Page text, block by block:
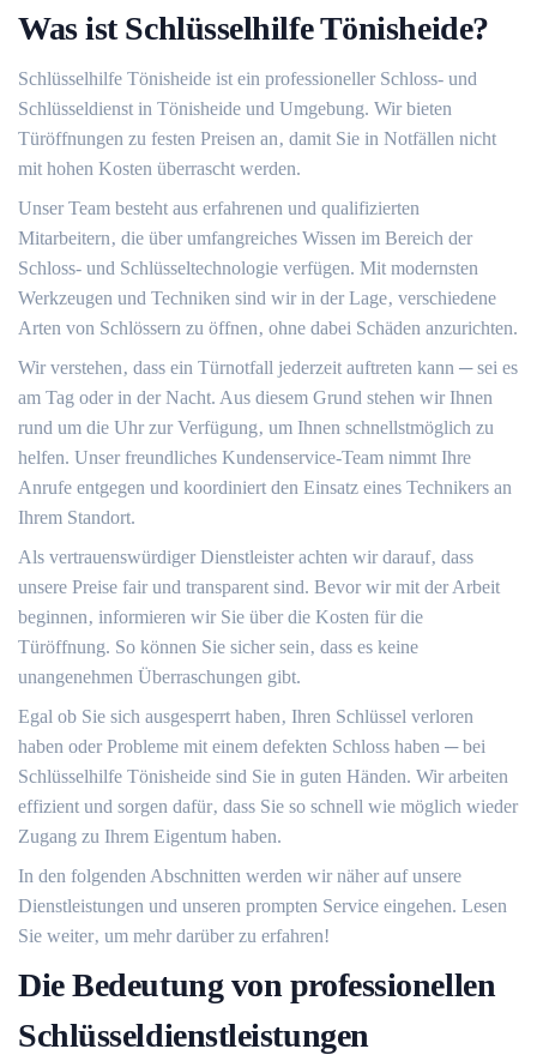
Was ist Schlüsselhilfe Tönisheide?​
Schlüsselhilfe Tönisheide ist ein professioneller Schloss- und
Schlüsseldienst in Tönisheide und Umgebung.​ Wir bieten
Türöffnungen zu festen Preisen an‚ damit Sie in Notfällen nicht
mit hohen Kosten überrascht werden.
Unser Team besteht aus erfahrenen und qualifizierten
Mitarbeitern‚ die über umfangreiches Wissen im Bereich der
Schloss- und Schlüsseltechnologie verfügen.​ Mit modernsten
Werkzeugen und Techniken sind wir in der Lage‚ verschiedene
Arten von Schlössern zu öffnen‚ ohne dabei Schäden anzurichten.​
Wir verstehen‚ dass ein Türnotfall jederzeit auftreten kann ─ sei es
am Tag oder in der Nacht.​ Aus diesem Grund stehen wir Ihnen
rund um die Uhr zur Verfügung‚ um Ihnen schnellstmöglich zu
helfen.​ Unser freundliches Kundenservice-Team nimmt Ihre
Anrufe entgegen und koordiniert den Einsatz eines Technikers an
Ihrem Standort.​
Als vertrauenswürdiger Dienstleister achten wir darauf‚ dass
unsere Preise fair und transparent sind.​ Bevor wir mit der Arbeit
beginnen‚ informieren wir Sie über die Kosten für die
Türöffnung.​ So können Sie sicher sein‚ dass es keine
unangenehmen Überraschungen gibt.
Egal ob Sie sich ausgesperrt haben‚ Ihren Schlüssel verloren
haben oder Probleme mit einem defekten Schloss haben ─ bei
Schlüsselhilfe Tönisheide sind Sie in guten Händen.​ Wir arbeiten
effizient und sorgen dafür‚ dass Sie so schnell wie möglich wieder
Zugang zu Ihrem Eigentum haben.​
In den folgenden Abschnitten werden wir näher auf unsere
Dienstleistungen und unseren prompten Service eingehen.​ Lesen
Sie weiter‚ um mehr darüber zu erfahren!​
Die Bedeutung von professionellen
Schlüsseldienstleistungen